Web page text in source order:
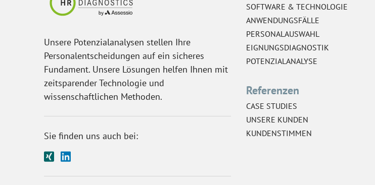
Unsere Potenzialanalysen stellen Ihre
Personalentscheidungen auf ein sicheres
Fundament. Unsere Lösungen helfen Ihnen mit
zeitsparender Technologie und
wissenschaftlichen Methoden.
Sie finden uns auch bei:
SOFTWARE & TECHNOLOGIE
ANWENDUNGSFÄLLE
PERSONALAUSWAHL
EIGNUNGSDIAGNOSTIK
POTENZIALANALYSE
Referenzen
CASE STUDIES
UNSERE KUNDEN
KUNDENSTIMMEN